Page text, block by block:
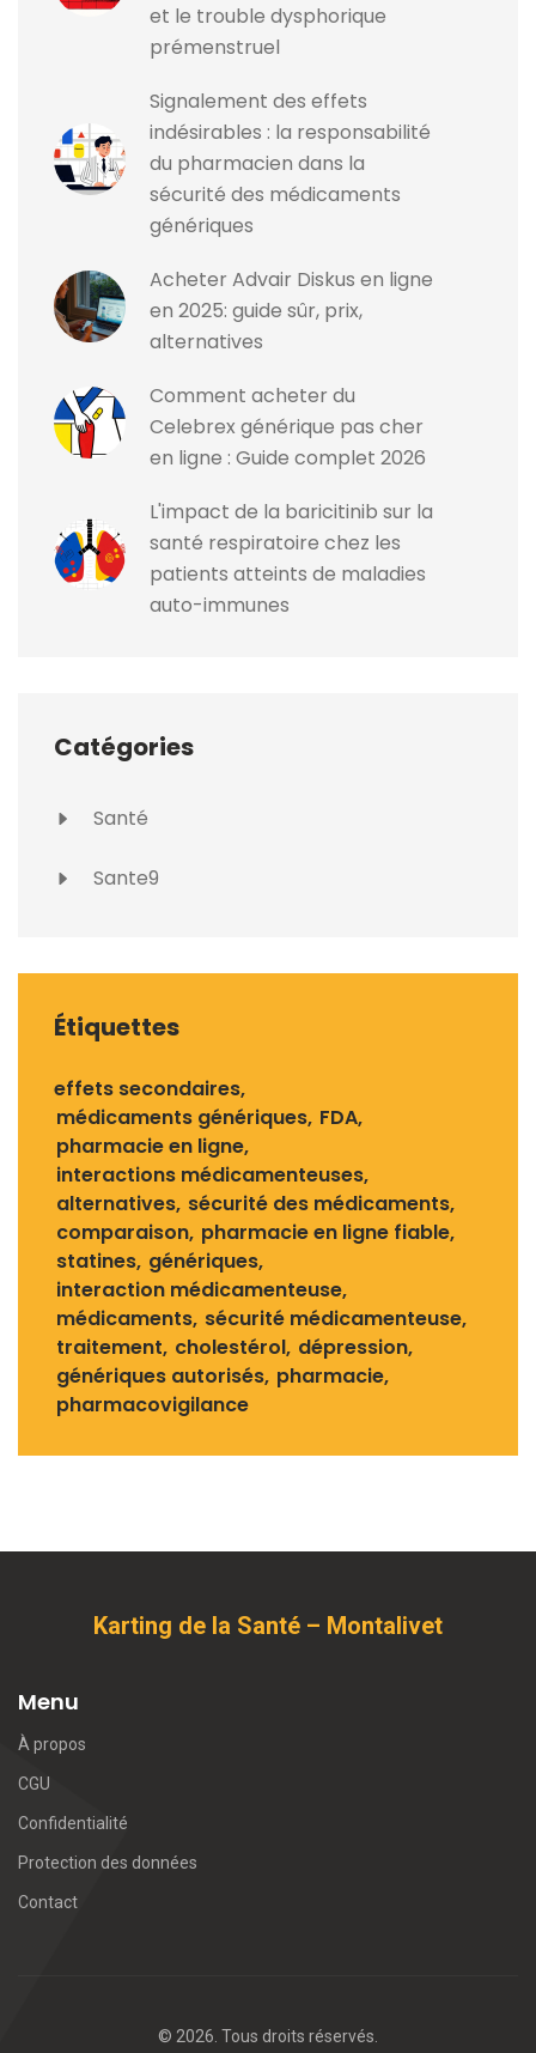
et le trouble dysphorique
prémenstruel
Signalement des effets
indésirables : la responsabilité
du pharmacien dans la
sécurité des médicaments
génériques
Acheter Advair Diskus en ligne
en 2025: guide sûr, prix,
alternatives
Comment acheter du
Celebrex générique pas cher
en ligne : Guide complet 2026
L'impact de la baricitinib sur la
santé respiratoire chez les
patients atteints de maladies
auto-immunes
Catégories
Santé
Sante9
Étiquettes
effets secondaires
médicaments génériques FDA
pharmacie en ligne
interactions médicamenteuses
alternatives sécurité des médicaments
comparaison pharmacie en ligne fiable
statines génériques
interaction médicamenteuse
médicaments sécurité médicamenteuse
traitement cholestérol dépression
génériques autorisés pharmacie
pharmacovigilance
Karting de la Santé – Montalivet
Menu
À propos
CGU
Confidentialité
Protection des données
Contact
© 2026. Tous droits réservés.